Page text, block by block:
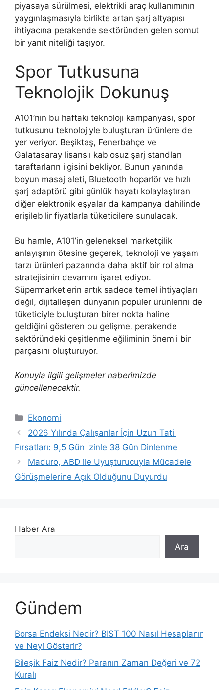
piyasaya sürülmesi, elektrikli araç kullanımının
yaygınlaşmasıyla birlikte artan şarj altyapısı
ihtiyacına perakende sektöründen gelen somut
bir yanıt niteliği taşıyor.
Spor Tutkusuna
Teknolojik Dokunuş
A101’nin bu haftaki teknoloji kampanyası, spor
tutkusunu teknolojiyle buluşturan ürünlere de
yer veriyor. Beşiktaş, Fenerbahçe ve
Galatasaray lisanslı kablosuz şarj standları
taraftarların ilgisini bekliyor. Bunun yanında
boyun masaj aleti, Bluetooth hoparlör ve hızlı
şarj adaptörü gibi günlük hayatı kolaylaştıran
diğer elektronik eşyalar da kampanya dahilinde
erişilebilir fiyatlarla tüketicilere sunulacak.
Bu hamle, A101’in geleneksel marketçilik
anlayışının ötesine geçerek, teknoloji ve yaşam
tarzı ürünleri pazarında daha aktif bir rol alma
stratejisinin devamını işaret ediyor.
Süpermarketlerin artık sadece temel ihtiyaçları
değil, dijitalleşen dünyanın popüler ürünlerini de
tüketiciyle buluşturan birer nokta haline
geldiğini gösteren bu gelişme, perakende
sektöründeki çeşitlenme eğiliminin önemli bir
parçasını oluşturuyor.
Konuyla ilgili gelişmeler haberimizde
güncellenecektir.
Kategoriler
Ekonomi
2026 Yılında Çalışanlar İçin Uzun Tatil
Fırsatları: 9,5 Gün İzinle 38 Gün Dinlenme
Maduro, ABD ile Uyuşturucuyla Mücadele
Görüşmelerine Açık Olduğunu Duyurdu
Haber Ara
Ara
Gündem
Borsa Endeksi Nedir? BIST 100 Nasıl Hesaplanır
ve Neyi Gösterir?
Bileşik Faiz Nedir? Paranın Zaman Değeri ve 72
Kuralı